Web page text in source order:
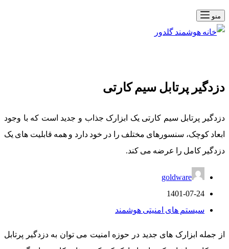
منو
دزدگیر پرتابل سیم کارتی
دزدگیر پرتابل سیم کارتی یک ابزارک جذاب و جدید است که با وجود
ابعاد کوچک، سنسورهای مختلف را در خود دارد و همه قابلیت های یک
دزدگیر کامل را عرضه می کند.
goldware
1401-07-24
سیستم های امنیتی هوشمند
از جمله ابزارک های جدید در حوزه امنیت می توان به دزدگیر پرتابل